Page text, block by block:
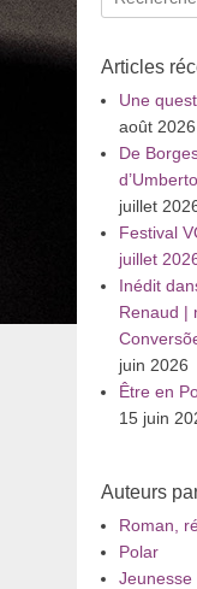
pour
Articles
Une
août 2026
De
juillet
Festival
juillet
Inédit
Renaud |
juin 2026
Être en
15 juin
Auteurs
Roman,
Polar
Jeunesse